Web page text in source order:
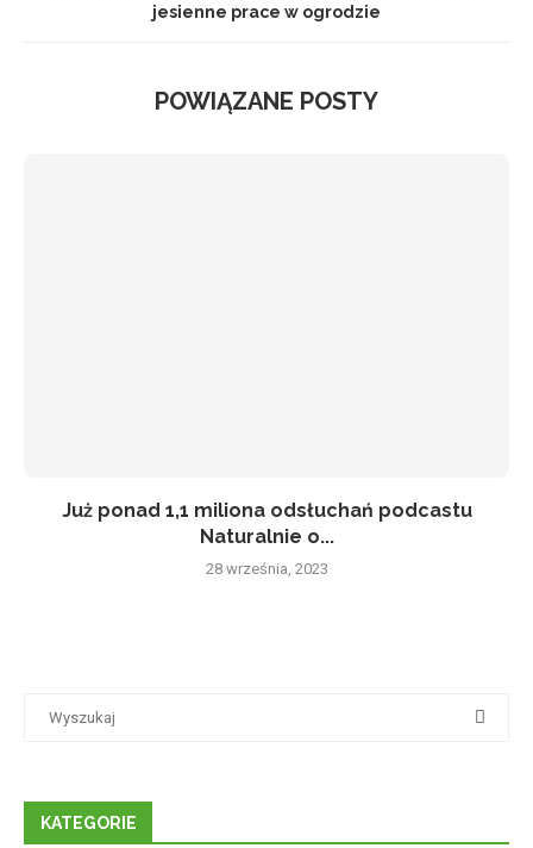
jesienne prace w ogrodzie
POWIĄZANE POSTY
Już ponad 1,1 miliona odsłuchań podcastu
Naturalnie o...
28 września, 2023
KATEGORIE